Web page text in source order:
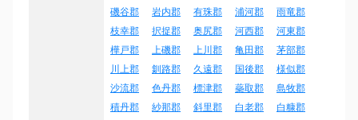
磯谷郡
岩内郡 有珠郡 浦河郡
雨竜郡
枝幸郡
択捉郡 奥尻郡 河西郡
河東郡
樺戸郡
上磯郡 上川郡 亀田郡
茅部郡
川上郡
釧路郡 久遠郡 国後郡
様似郡
沙流郡
色丹郡 標津郡 蘂取郡
島牧郡
積丹郡
紗那郡 斜里郡 白老郡
白糠郡